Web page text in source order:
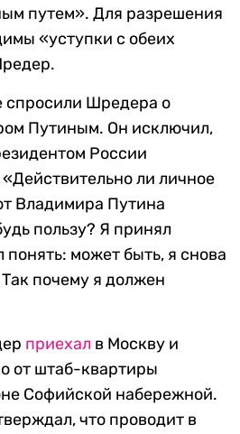
путем». Для разрешения
«уступки с обеих
Шредера о
Путиным. Он исключил,
России
ли личное
Владимира Путина
пользу? Я принял
может быть, я снова
почему я должен
приехал в Москву и
от штаб-квартиры
Софийской набережной.
что проводит в